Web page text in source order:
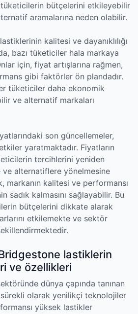
tüketicilerin bütçelerini etkileyebilir
aramalarına neden olabilir.
kalitesi ve dayanıklılığı
bazı tüketiciler hala markaya
için, fiyat artışlarına rağmen,
gibi faktörler ön plandadır.
tüketiciler daha ekonomik
ve alternatif markaları
son güncellemeler,
yaratmaktadır. Fiyatların
tercihlerini yeniden
alternatiflere yönelmesine
markanın kalitesi ve performansı
sadık kalmasını sağlayabilir. Bu
bütçelerini dikkate alarak
etkilemekte ve sektör
lastiklerin
ve özellikleri
dünya çapında tanınan
olarak yenilikçi teknolojiler
yüksek lastikler